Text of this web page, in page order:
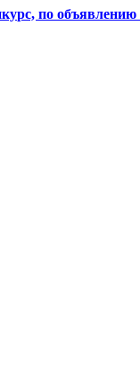
по объявлению